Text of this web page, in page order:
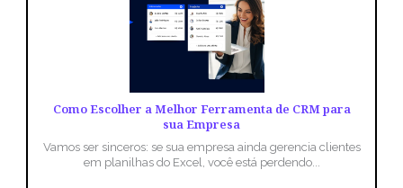
Como Escolher a Melhor Ferramenta de CRM para
sua Empresa
Vamos ser sinceros: se sua empresa ainda gerencia clientes
em planilhas do Excel, você está perdendo...